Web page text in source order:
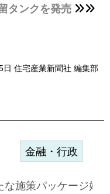
タンクを発売
日 住宅産業新聞社 編集部
金融・行政
な施策パッケージ始